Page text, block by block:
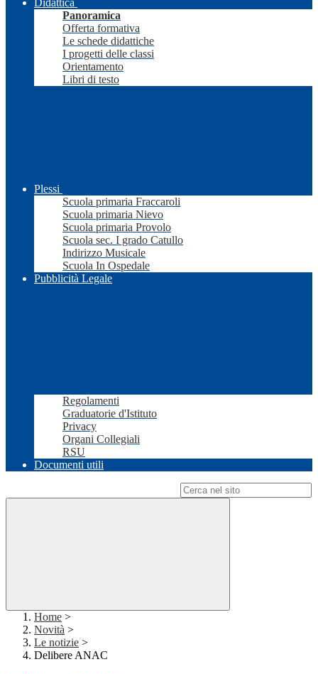
Didattica
Panoramica
Offerta formativa
Le schede didattiche
I progetti delle classi
Orientamento
Libri di testo
Plessi
Scuola primaria Fraccaroli
Scuola primaria Nievo
Scuola primaria Provolo
Scuola sec. I grado Catullo
Indirizzo Musicale
Scuola In Ospedale
Pubblicità Legale
Regolamenti
Graduatorie d'Istituto
Privacy
Organi Collegiali
RSU
Documenti utili
Home >
Novità >
Le notizie >
Delibere ANAC